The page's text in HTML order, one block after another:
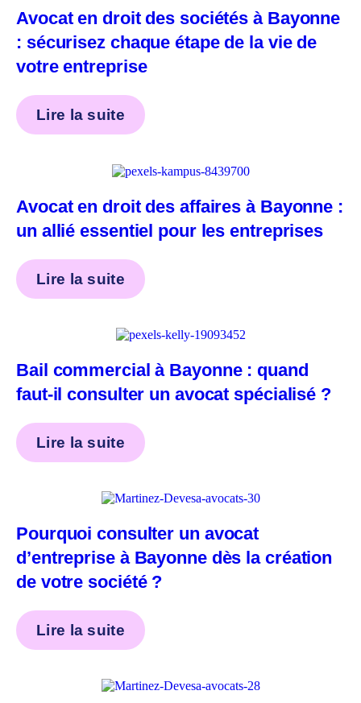
Avocat en droit des sociétés à Bayonne
: sécurisez chaque étape de la vie de
votre entreprise
Lire la suite
Avocat en droit des affaires à Bayonne :
un allié essentiel pour les entreprises
Lire la suite
Bail commercial à Bayonne : quand
faut-il consulter un avocat spécialisé ?
Lire la suite
Pourquoi consulter un avocat
d’entreprise à Bayonne dès la création
de votre société ?
Lire la suite